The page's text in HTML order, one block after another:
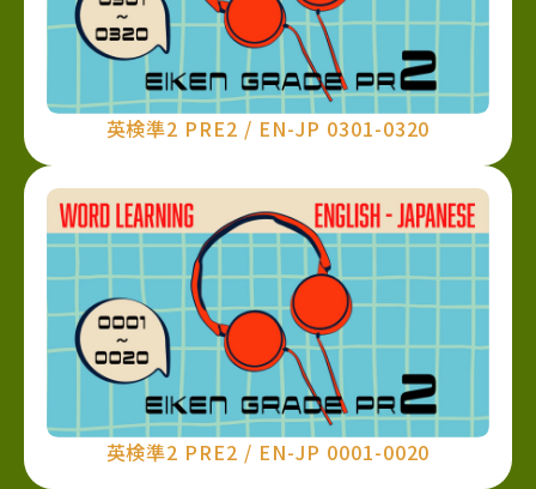
英検準2 PRE2 / EN-JP 0301-0320
英検準2 PRE2 / EN-JP 0001-0020